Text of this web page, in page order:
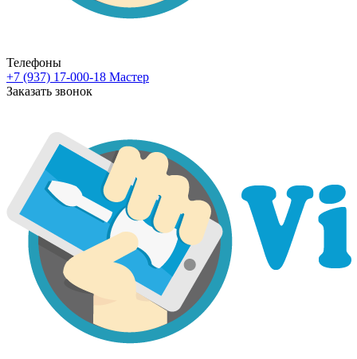
Телефоны
+7 (937) 17-000-18 Мастер
Заказать звонок